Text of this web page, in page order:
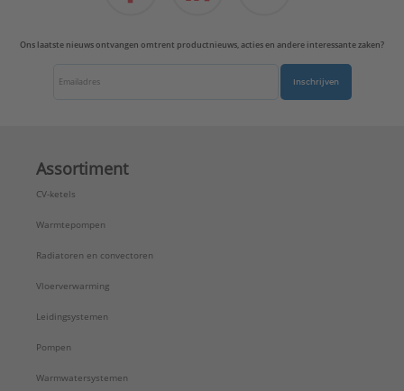
Ons laatste nieuws ontvangen omtrent productnieuws, acties en andere interessante zaken?
Inschrijven
Assortiment
CV-ketels
Warmtepompen
Radiatoren en convectoren
Vloerverwarming
Leidingsystemen
Pompen
Warmwatersystemen